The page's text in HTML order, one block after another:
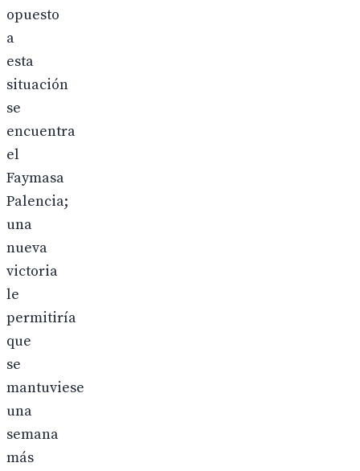
opuesto
a
esta
situación
se
encuentra
el
Faymasa
Palencia;
una
nueva
victoria
le
permitiría
que
se
mantuviese
una
semana
más